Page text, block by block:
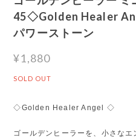
45◇Golden Healer
パワーストーン
¥1,880
SOLD OUT
◇Golden Healer Angel ◇
ゴールデンヒーラーを、小さな